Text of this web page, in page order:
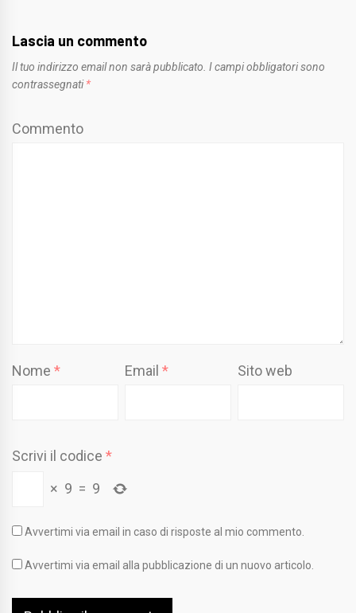
Lascia un commento
Il tuo indirizzo email non sarà pubblicato. I campi obbligatori sono
contrassegnati *
Commento
Nome * Email* Sito web
Scrivi il codice *
× 9 = 9
Avvertimi via email in caso di risposte al mio commento.
Avvertimi via email alla pubblicazione di un nuovo articolo.